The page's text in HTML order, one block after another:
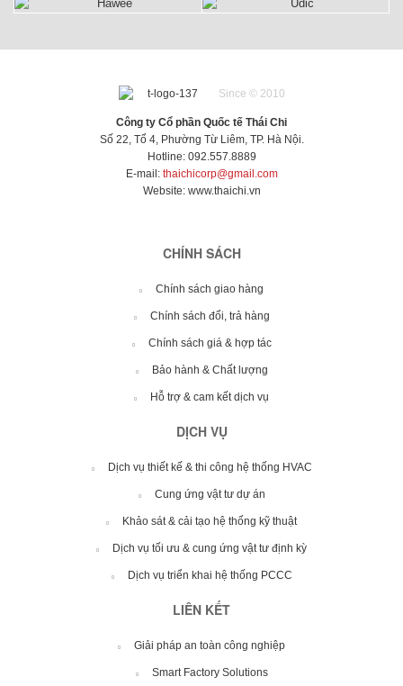
điều hòa di
điều hòa di
điều hòa di
Since © 2010
Công ty Cổ phần Quốc tế Thái Chi
Số 22, Tổ 4, Phường Từ Liêm, TP. Hà Nội.
Hotline: 092.557.8889
E-mail: thaichicorp@gmail.com
Website: www.thaichi.vn
CHÍNH SÁCH
Chính sách giao hàng
Chính sách đổi, trả hàng
Chính sách giá & hợp tác
Bảo hành & Chất lượng
Hỗ trợ & cam kết dịch vụ
DỊCH VỤ
Dịch vụ thiết kế & thi công hệ thống HVAC
Cung ứng vật tư dự án
Khảo sát & cải tạo hệ thống kỹ thuật
Dịch vụ tối ưu & cung ứng vật tư định kỳ
Dịch vụ triển khai hệ thống PCCC
LIÊN KẾT
Giải pháp an toàn công nghiệp
Smart Factory Solutions